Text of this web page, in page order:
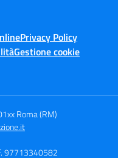
Privacy Policy
Gestione cookie
Roma (RM)
97713340582